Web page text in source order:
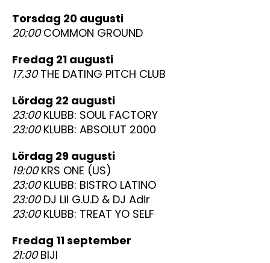
torsdag 20 augusti
20:00COMMON GROUND
fredag 21 augusti
17.30THE DATING PITCH CLUB
lördag 22 augusti
23:00KLUBB: SOUL FACTORY
23:00KLUBB: ABSOLUT 2000
lördag 29 augusti
19:00KRS ONE (US)
23:00KLUBB: BISTRO LATINO
23:00DJ Lil G.U.D & DJ Adir
23:00KLUBB: TREAT YO SELF
fredag 11 september
21:00BIJI